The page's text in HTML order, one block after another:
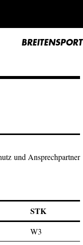
BREITENSPORT
und Ansprechpartner
STK
W3